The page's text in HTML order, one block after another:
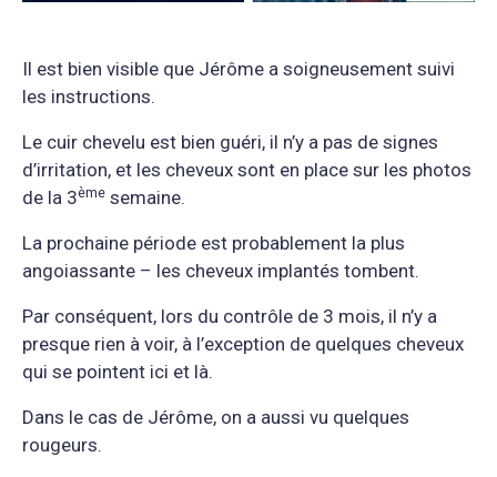
Il est bien visible que Jérôme a soigneusement suivi
les instructions.
Le cuir chevelu est bien guéri, il n’y a pas de signes
d’irritation, et les cheveux sont en place sur les photos
de la 3ème semaine.
La prochaine période est probablement la plus
angoiassante – les cheveux implantés tombent.
Par conséquent, lors du contrôle de 3 mois, il n’y a
presque rien à voir, à l’exception de quelques cheveux
qui se pointent ici et là.
Dans le cas de Jérôme, on a aussi vu quelques
rougeurs.